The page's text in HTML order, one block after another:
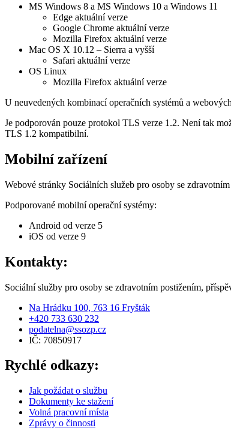
MS Windows 8 a MS Windows 10 a Windows 11
Edge aktuální verze
Google Chrome aktuální verze
Mozilla Firefox aktuální verze
Mac OS X 10.12 – Sierra a vyšší
Safari aktuální verze
OS Linux
Mozilla Firefox aktuální verze
U neuvedených kombinací operačních systémů a
Je podporován pouze protokol TLS verze 1.2. Není tak
TLS 1.2 kompatibilní.
Mobilní zařízení
Webové stránky Sociálních služeb pro osoby se
Podporované mobilní operační systémy:
Android od verze 5
iOS od verze 9
Kontakty:
Sociální služby pro osoby se zdravotním postižením,
Na Hrádku 100, 763 16 Fryšták
+420 733 630 232
podatelna@ssozp.cz
IČ: 70850917
Rychlé odkazy:
Jak požádat o službu
Dokumenty ke stažení
Volná pracovní místa
Zprávy o činnosti